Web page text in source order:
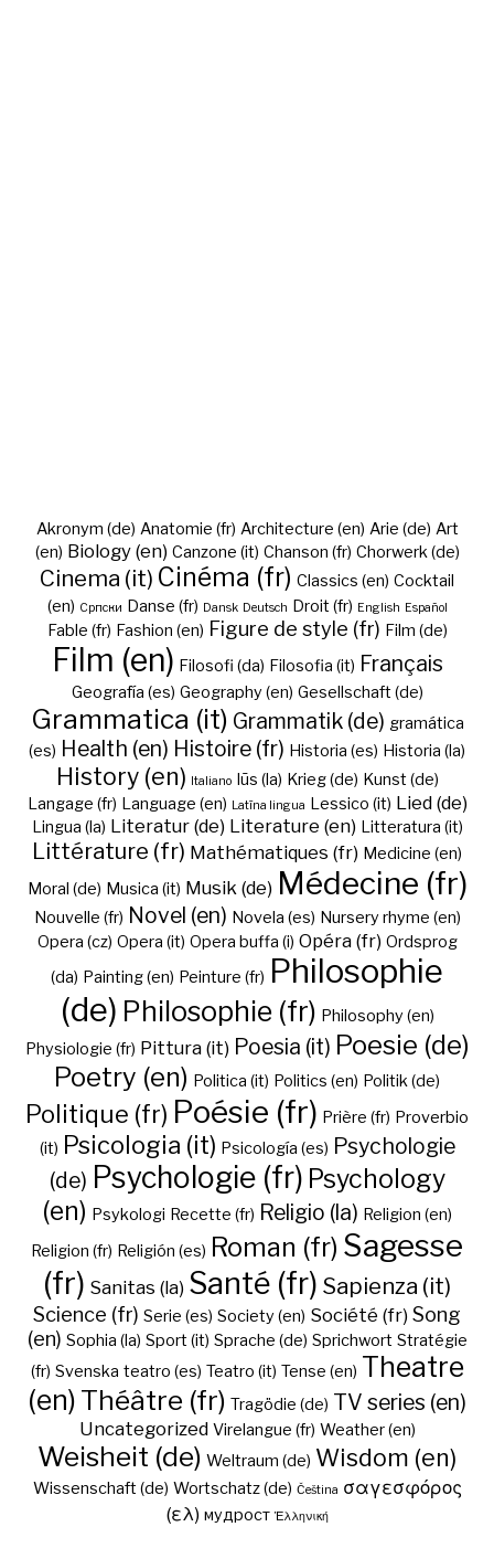
Akronym (de) Anatomie (fr) Architecture (en) Arie (de) Art
(en) Biology (en) Canzone (it) Chanson (fr) Chorwerk (de)
Cinema (it) Cinéma (fr) Classics (en) Cocktail
(en) Cрпски Danse (fr) Dansk Deutsch Droit (fr) English Español
Fable (fr) Fashion (en) Figure de style (fr) Film (de)
Film (en) Filosofi (da) Filosofia (it) Français
Geografía (es) Geography (en) Gesellschaft (de)
Grammatica (it) Grammatik (de) gramática
(es) Health (en) Histoire (fr) Historia (es) Historia (la)
History (en) Italiano Iūs (la) Krieg (de) Kunst (de)
Langage (fr) Language (en) Latīna lingua Lessico (it) Lied (de)
Lingua (la) Literatur (de) Literature (en) Litteratura (it)
Littérature (fr) Mathématiques (fr) Medicine (en)
Moral (de) Musica (it) Musik (de) Médecine (fr)
Nouvelle (fr) Novel (en) Novela (es) Nursery rhyme (en)
Opera (cz) Opera (it) Opera buffa (i) Opéra (fr) Ordsprog
(da) Painting (en) Peinture (fr) Philosophie
(de) Philosophie (fr) Philosophy (en)
Physiologie (fr) Pittura (it) Poesia (it) Poesie (de)
Poetry (en) Politica (it) Politics (en) Politik (de)
Politique (fr) Poésie (fr) Prière (fr) Proverbio
(it) Psicologia (it) Psicología (es) Psychologie
(de) Psychologie (fr) Psychology
(en) Psykologi Recette (fr) Religio (la) Religion (en)
Religion (fr) Religión (es) Roman (fr) Sagesse
(fr) Sanitas (la) Santé (fr) Sapienza (it)
Science (fr) Serie (es) Society (en) Société (fr) Song
(en) Sophia (la) Sport (it) Sprache (de) Sprichwort Stratégie
(fr) Svenska teatro (es) Teatro (it) Tense (en) Theatre
(en) Théâtre (fr) Tragödie (de) TV series (en)
Uncategorized Virelangue (fr) Weather (en)
Weisheit (de) Weltraum (de) Wisdom (en)
Wissenschaft (de) Wortschatz (de) Čeština σαγεσφόρος
(ελ) мудрост Ἑλληνική